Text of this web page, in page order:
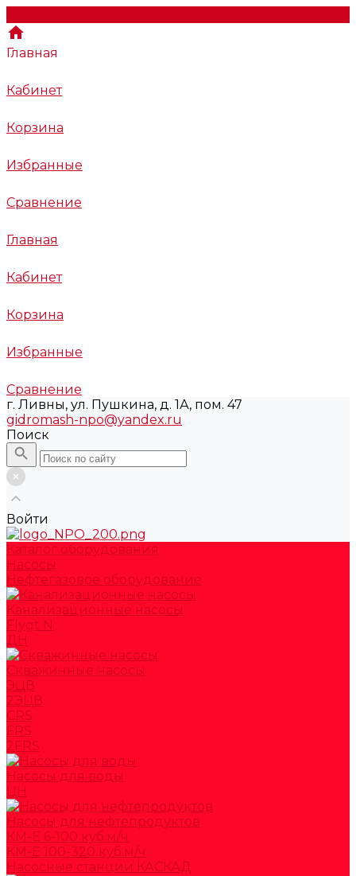
Главная
Кабинет
Корзина
Избранные
Сравнение
Главная
Кабинет
Корзина
Избранные
Сравнение
г. Ливны, ул. Пушкина, д. 1А, пом. 47
gidromash-npo@yandex.ru
Поиск
Войти
Каталог оборудования
Насосы
Нефтегазовое оборудование
Канализационные насосы
Flygt N
ДН
Скважинные насосы
ЭЦВ
2ЭЦВ
CRS
FRS
2FRS
Насосы для воды
ЦН
Насосы для нефтепродуктов
КМ-Е 6-100 куб.м/ч
КМ-Е 100-320 куб.м/ч
Насосные станции КАСКАД